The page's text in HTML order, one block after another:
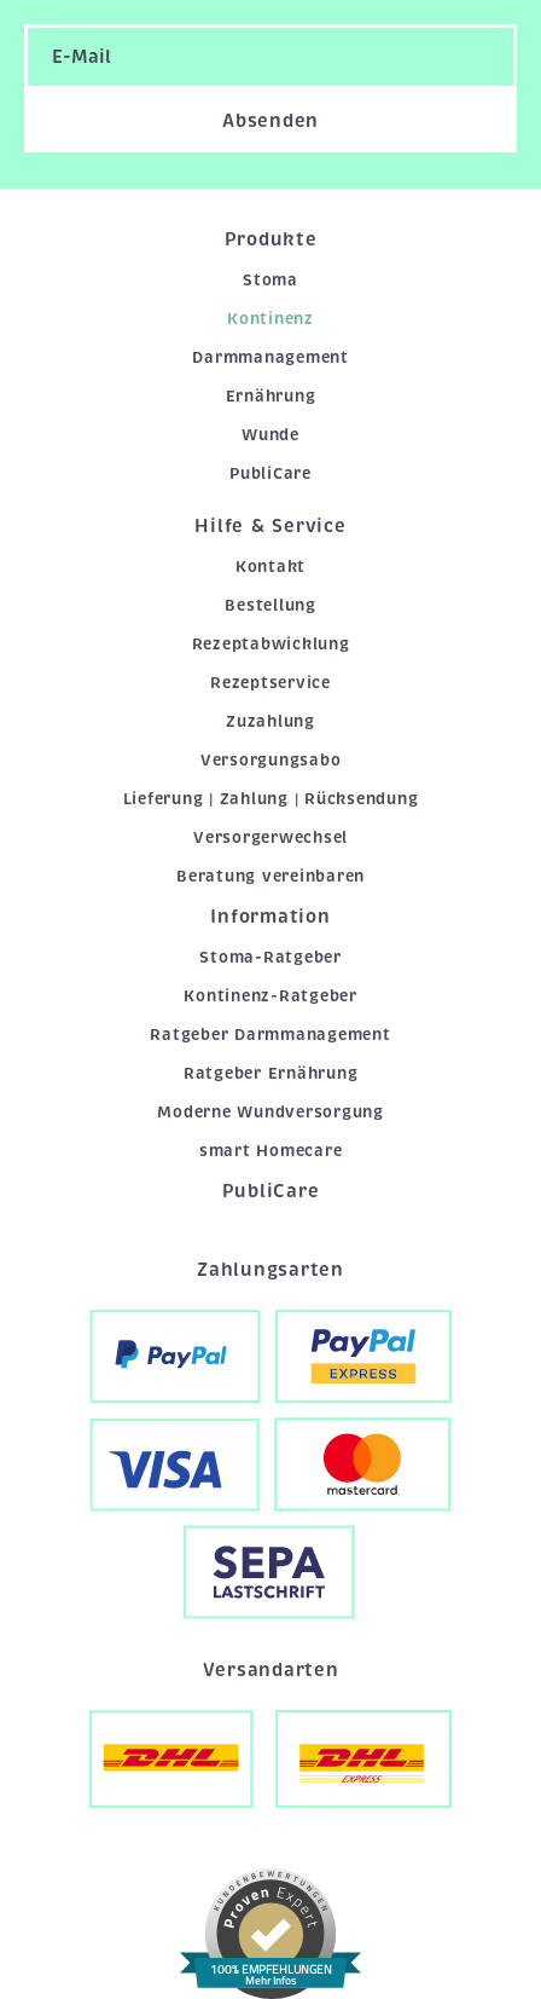
Absenden
Produkte
Stoma
Kontinenz
Darmmanagement
Ernährung
Wunde
PubliCare
Hilfe & Service
Kontakt
Bestellung
Rezeptabwicklung
Rezeptservice
Zuzahlung
Versorgungsabo
Lieferung | Zahlung | Rücksendung
Versorgerwechsel
Beratung vereinbaren
Information
Stoma-Ratgeber
Kontinenz-Ratgeber
Ratgeber Darmmanagement
Ratgeber Ernährung
Moderne Wundversorgung
smart Homecare
PubliCare
Zahlungsarten
Versandarten
100% EMPFEHLUNGEN
Mehr Infos